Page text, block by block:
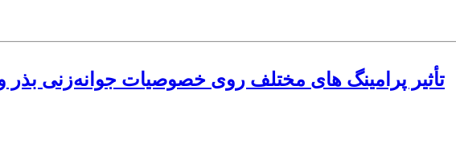
تأثیر پرامینگ های مختلف روی خصوصیات جوانه‌زنی